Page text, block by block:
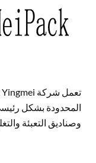
المحدودة بشكل
وصناديق التعبئة